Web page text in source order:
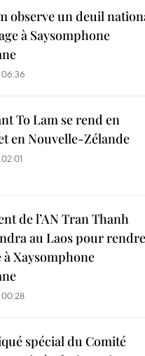
observe un deuil
à Saysomphone
To Lam se rend en
en Nouvelle-Zélande
de l’AN Tran Thanh
au Laos pour rendre
Xaysomphone
spécial du Comité